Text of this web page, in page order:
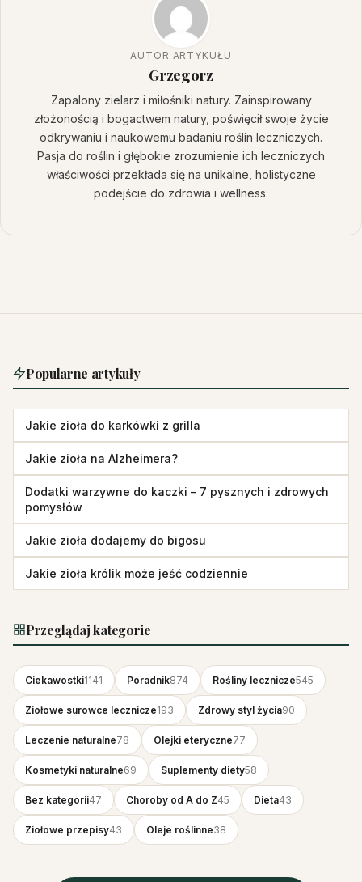
AUTOR ARTYKUŁU
Grzegorz
Zapalony zielarz i miłośniki natury. Zainspirowany
złożonością i bogactwem natury, poświęcił swoje życie
odkrywaniu i naukowemu badaniu roślin leczniczych.
Pasja do roślin i głębokie zrozumienie ich leczniczych
właściwości przekłada się na unikalne, holistyczne
podejście do zdrowia i wellness.
Popularne artykuły
Jakie zioła do karkówki z grilla
Jakie zioła na Alzheimera?
Dodatki warzywne do kaczki – 7 pysznych i zdrowych
pomysłów
Jakie zioła dodajemy do bigosu
Jakie zioła królik może jeść codziennie
Przeglądaj kategorie
Ciekawostki1141 Poradnik874 Rośliny lecznicze545
Ziołowe surowce lecznicze193 Zdrowy styl życia90
Leczenie naturalne78 Olejki eteryczne77
Kosmetyki naturalne69 Suplementy diety58
Bez kategorii47 Choroby od A do Z45 Dieta43
Ziołowe przepisy43 Oleje roślinne38